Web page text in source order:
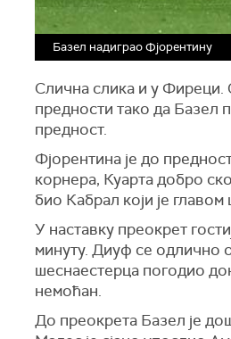
Базел надиграо Фјорентину
Слична слика и у Фиреци.
предности тако да Базел
предност.
Фјорентина је до
корнера, Куарта добро
био Кабрал који је
У наставку преокрет
минуту. Диуф се одлично
шеснаестерца погодио
немоћан.
До преокрета Базел је